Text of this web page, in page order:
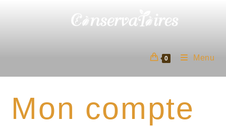
0 Menu
Mon compte